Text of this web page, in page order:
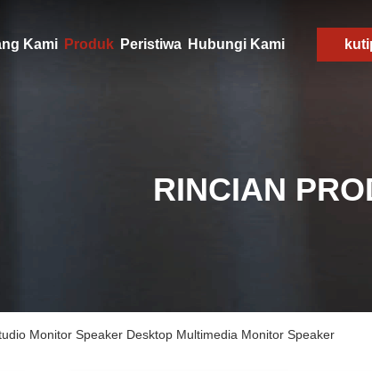
Kami Produk Peristiwa Hubungi Kami
RINCIAN
Monitor Speaker Desktop Multimedia Monitor Speaker